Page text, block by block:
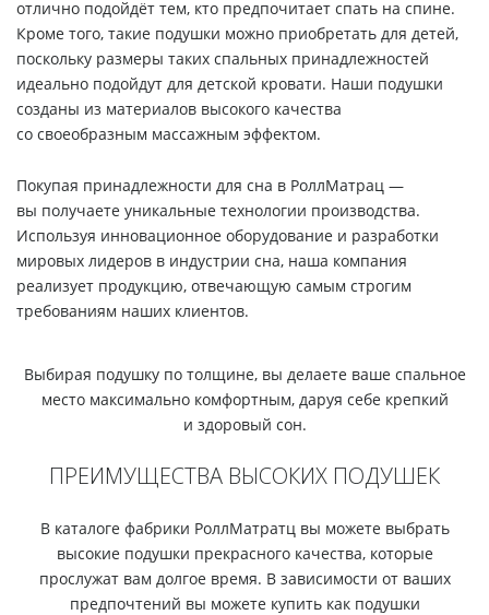
отлично подойдёт тем, кто предпочитает спать на спине.
Кроме того, такие подушки можно приобретать для детей,
поскольку размеры таких спальных принадлежностей
идеально подойдут для детской кровати. Наши подушки
созданы из материалов высокого качества
со своеобразным массажным эффектом.
Покупая принадлежности для сна в РоллМатрац —
вы получаете уникальные технологии производства.
Используя инновационное оборудование и разработки
мировых лидеров в индустрии сна, наша компания
реализует продукцию, отвечающую самым строгим
требованиям наших клиентов.
Выбирая подушку по толщине, вы делаете ваше спальное
место максимально комфортным, даруя себе крепкий
и здоровый сон.
ПРЕИМУЩЕСТВА ВЫСОКИХ ПОДУШЕК
В каталоге фабрики РоллМатратц вы можете выбрать
высокие подушки прекрасного качества, которые
прослужат вам долгое время. В зависимости от ваших
предпочтений вы можете купить как подушки